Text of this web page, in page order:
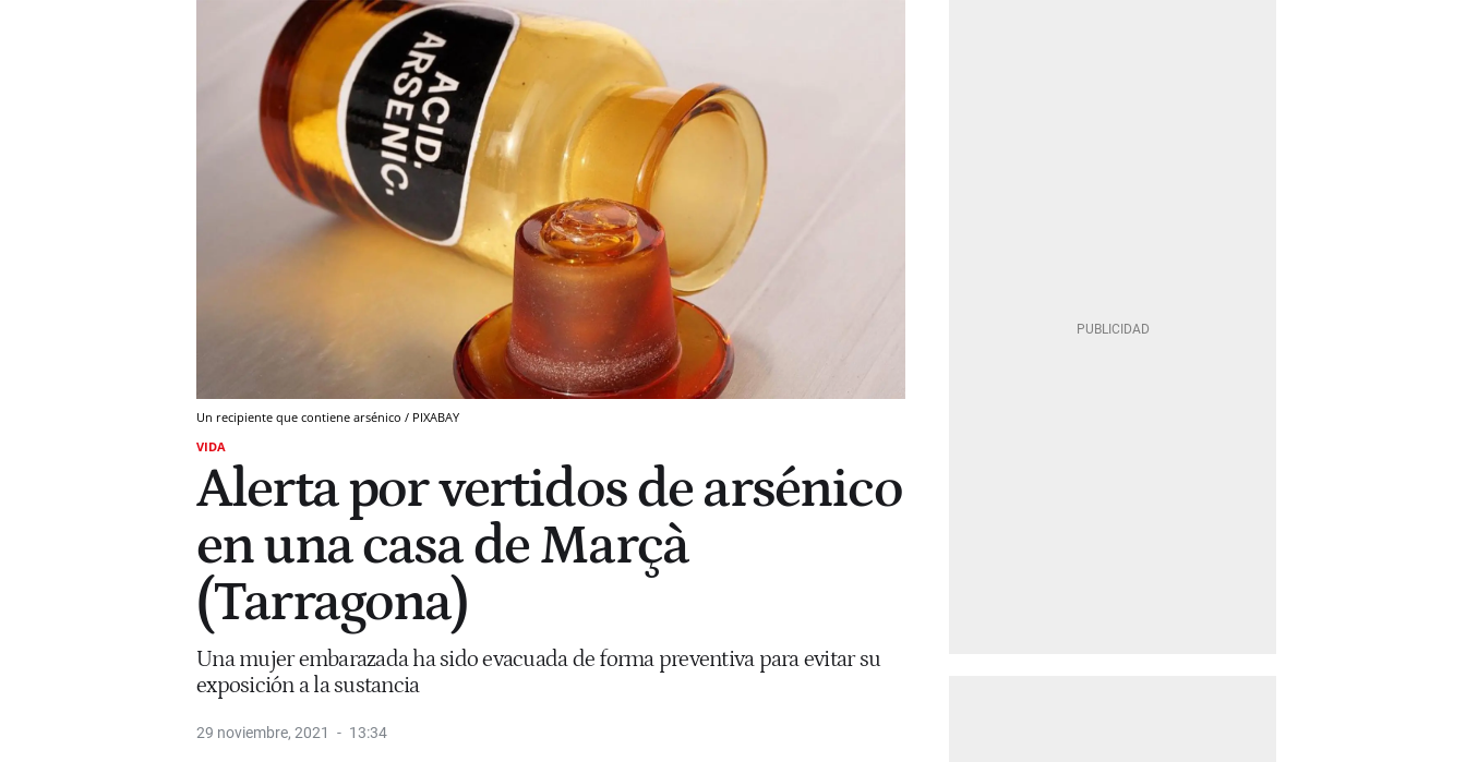
Un recipiente que contiene arsénico / PIXABAY
VIDA
Alerta por vertidos de arsénico
en una casa de Marçà
(Tarragona)
Una mujer embarazada ha sido evacuada de forma preventiva para evitar su
exposición a la sustancia
29 noviembre, 2021 13:34